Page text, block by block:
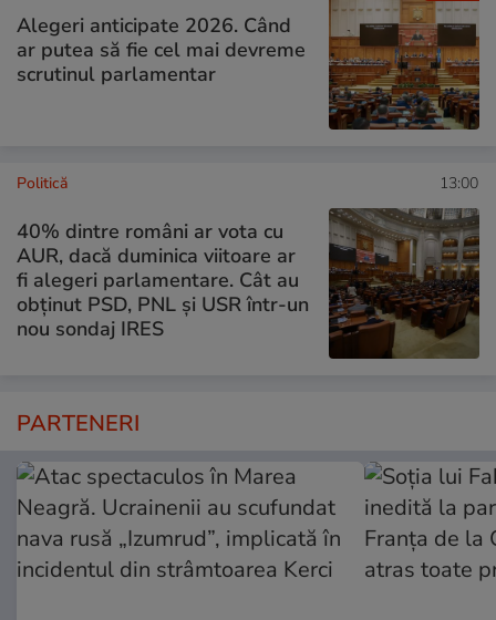
Alegeri anticipate 2026. Când
ar putea să fie cel mai devreme
scrutinul parlamentar
Politică 13:00
40% dintre români ar vota cu
AUR, dacă duminica viitoare ar
fi alegeri parlamentare. Cât au
obținut PSD, PNL și USR într-un
nou sondaj IRES
PARTENERI